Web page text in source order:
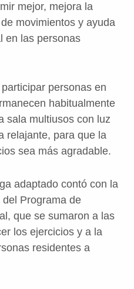
mejor, mejora la
movimientos y ayuda
en las personas
personas en
habitualmente
sala multiusos con luz
relajante, para que la
sea más agradable.
adaptado contó con la
Programa de
que se sumaron a las
los ejercicios y a la
residentes a